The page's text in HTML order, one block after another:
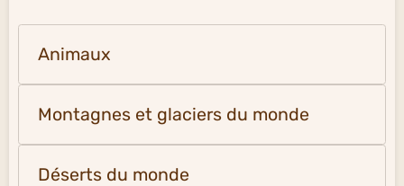
Animaux
Montagnes et glaciers du monde
Déserts du monde